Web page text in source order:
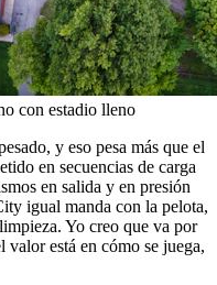
con estadio lleno
y eso pesa más que el
en secuencias de carga
en salida y en presión
igual manda con la pelota,
Yo creo que va por
está en cómo se juega,